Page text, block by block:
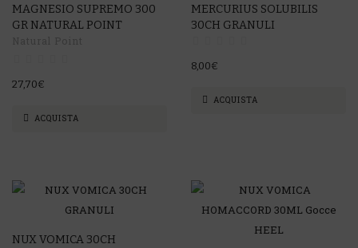
MAGNESIO SUPREMO 300
GR NATURAL POINT
27,70€
ACQUISTA
MERCURIUS SOLUBILIS
30CH GRANULI
8,00€
ACQUISTA
NUX VOMICA 30CH